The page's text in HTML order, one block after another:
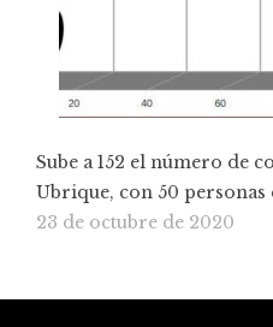
Sube a 152 el número de
Ubrique, con 50 personas
23 de octubre de 2020